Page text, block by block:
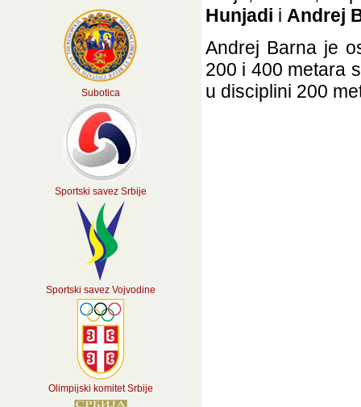
Subotica
Sportski savez Srbije
Sportski savez Vojvodine
Olimpijski komitet Srbije
Hunjadi i Andrej
Andrej Barna je
200 i 400 metara
u disciplini 200